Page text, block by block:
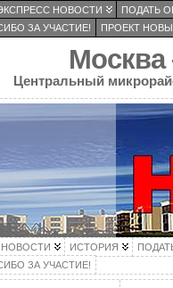
НОВОСТИ
ПОДАТЬ
ЗА УЧАСТИЕ!
ПРОЕКТ
Центральный
НОВОСТИ ИСТОРИЯ
ЗА УЧАСТИЕ!